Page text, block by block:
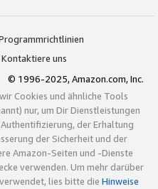
Kontaktiere uns
© 1996-2025, Amazon.com, Inc.
Cookies und ähnliche Tools
nur, um Dir Dienstleistungen
der Erhaltung
der Sicherheit und der
Amazon-Seiten und -Dienste
verwenden. Um mehr darüber
lies bitte die Hinweise